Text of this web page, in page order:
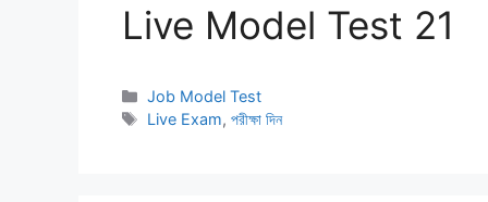
Live Model Test 21
Categories
Job Model Test
Tags
Live Exam,পরীক্ষা দিন